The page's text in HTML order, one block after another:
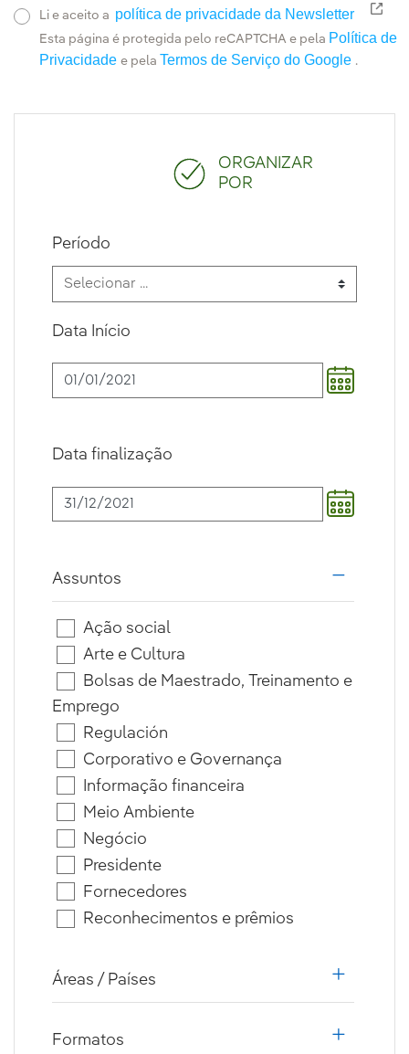
ORGANIZAR
POR
Data Início
Data finalização
Período
Assuntos
Ação social
Arte e Cultura
Bolsas de Maestrado, Treinamento e
Emprego
Regulación
Corporativo e Governança
Informação financeira
Meio Ambiente
Negócio
Presidente
Fornecedores
Reconhecimentos e prêmios
Áreas / Países
Formatos
Li e aceito a política de privacidade da Newsletter Link
Esta página é protegida pelo reCAPTCHA e pela Política de
Privacidade e pela Termos de Serviço do Google .